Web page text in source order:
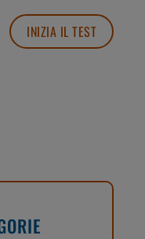
INIZIA IL TEST